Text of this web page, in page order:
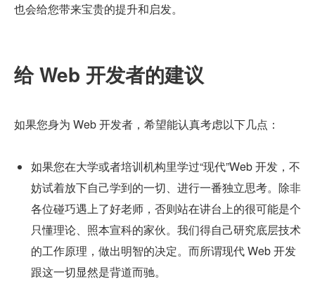
也会给您带来宝贵的提升和启发。
给 Web 开发者的建议
如果您身为 Web 开发者，希望能认真考虑以下几点：
如果您在大学或者培训机构里学过“现代”Web 开发，不
妨试着放下自己学到的一切、进行一番独立思考。除非
各位碰巧遇上了好老师，否则站在讲台上的很可能是个
只懂理论、照本宣科的家伙。我们得自己研究底层技术
的工作原理，做出明智的决定。而所谓现代 Web 开发
跟这一切显然是背道而驰。